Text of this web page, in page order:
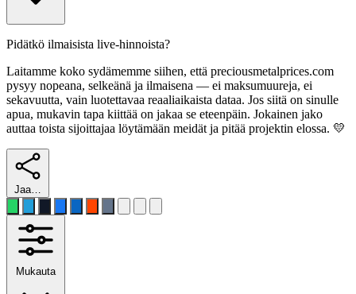
Pidätkö ilmaisista live-hinnoista?
Laitamme koko sydämemme siihen, että preciousmetalprices.com
pysyy nopeana, selkeänä ja ilmaisena — ei maksumuureja, ei
sekavuutta, vain luotettavaa reaaliaikaista dataa. Jos siitä on sinulle
apua, mukavin tapa kiittää on jakaa se eteenpäin. Jokainen jako
auttaa toista sijoittajaa löytämään meidät ja pitää projektin elossa. 💛
Jaa…
Mukauta